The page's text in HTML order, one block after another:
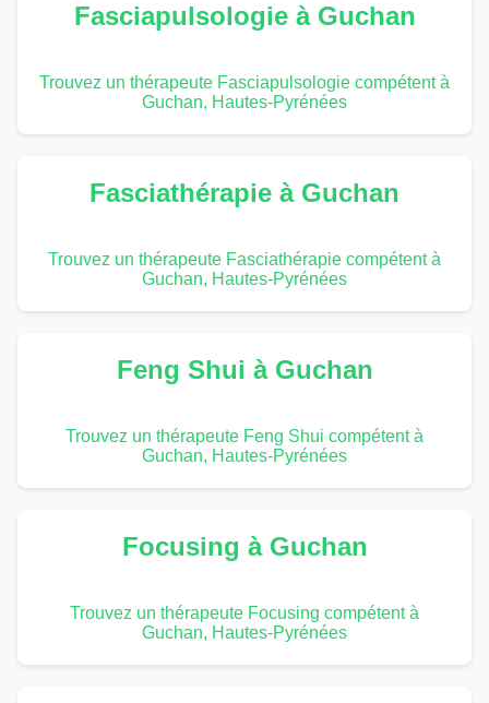
Fasciapulsologie à Guchan
Trouvez un thérapeute Fasciapulsologie compétent à
Guchan, Hautes-Pyrénées
Fasciathérapie à Guchan
Trouvez un thérapeute Fasciathérapie compétent à
Guchan, Hautes-Pyrénées
Feng Shui à Guchan
Trouvez un thérapeute Feng Shui compétent à
Guchan, Hautes-Pyrénées
Focusing à Guchan
Trouvez un thérapeute Focusing compétent à
Guchan, Hautes-Pyrénées